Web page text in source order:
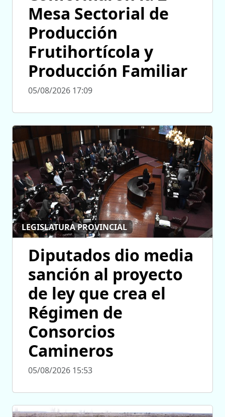
Mesa Sectorial de
Producción
Frutihortícola y
Producción Familiar
05/08/2026 17:09
LEGISLATURA PROVINCIAL
Diputados dio media
sanción al proyecto
de ley que crea el
Régimen de
Consorcios
Camineros
05/08/2026 15:53